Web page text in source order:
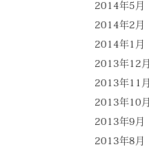
2014年5月
2014年2月
2014年1月
2013年12月
2013年11月
2013年10月
2013年9月
2013年8月